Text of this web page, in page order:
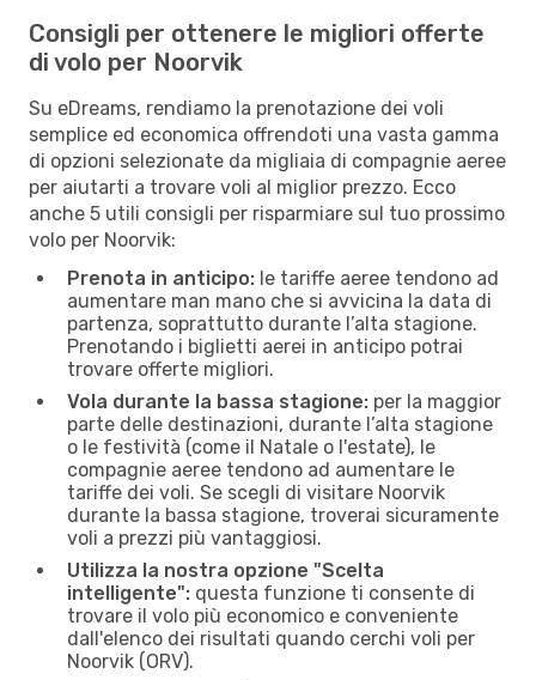
Consigli per ottenere le migliori offerte
di volo per Noorvik
Su eDreams, rendiamo la prenotazione dei voli
semplice ed economica offrendoti una vasta gamma
di opzioni selezionate da migliaia di compagnie aeree
per aiutarti a trovare voli al miglior prezzo. Ecco
anche 5 utili consigli per risparmiare sul tuo prossimo
volo per Noorvik:
Prenota in anticipo: le tariffe aeree tendono ad
aumentare man mano che si avvicina la data di
partenza, soprattutto durante l’alta stagione.
Prenotando i biglietti aerei in anticipo potrai
trovare offerte migliori.
Vola durante la bassa stagione: per la maggior
parte delle destinazioni, durante l’alta stagione
o le festività (come il Natale o l'estate), le
compagnie aeree tendono ad aumentare le
tariffe dei voli. Se scegli di visitare Noorvik
durante la bassa stagione, troverai sicuramente
voli a prezzi più vantaggiosi.
Utilizza la nostra opzione "Scelta
intelligente": questa funzione ti consente di
trovare il volo più economico e conveniente
dall'elenco dei risultati quando cerchi voli per
Noorvik (ORV).